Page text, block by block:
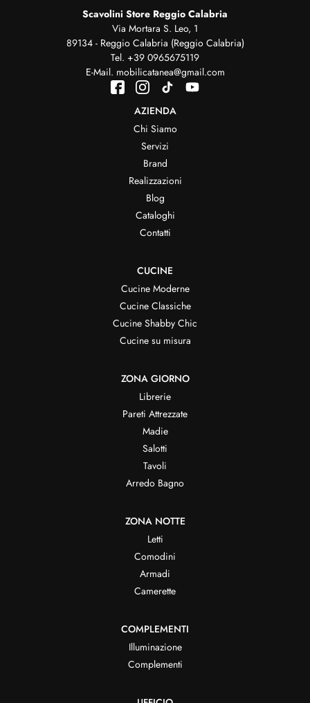
Scavolini Store Reggio Calabria
Via Mortara S. Leo, 1
89134 - Reggio Calabria (Reggio Calabria)
Tel. +39 0965675119
E-Mail. mobilicatanea@gmail.com
AZIENDA
Chi Siamo
Servizi
Brand
Realizzazioni
Blog
Cataloghi
Contatti
CUCINE
Cucine Moderne
Cucine Classiche
Cucine Shabby Chic
Cucine su misura
ZONA GIORNO
Librerie
Pareti Attrezzate
Madie
Salotti
Tavoli
Arredo Bagno
ZONA NOTTE
Letti
Comodini
Armadi
Camerette
COMPLEMENTI
Illuminazione
Complementi